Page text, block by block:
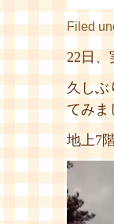
Filed
22日
久しぶ
てみま
地上7